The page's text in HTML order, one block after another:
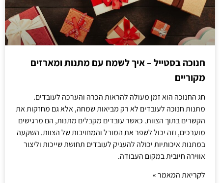
חנוכה בסטייל – איך לשמח עם מתנות ומארזים
מקוריים
חג החנוכה הוא זמן מעולה להראות הכרה והערכה לעובדים.
מתנות חנוכה לעובדים לא רק מביאות שמחה, אלא גם מחזקות את
הקשרים בתוך הצוות. כאשר עובדים מקבלים מתנות, הם מרגישים
מוערכים, וזה יכול לשפר את המורל והמחויבות של הצוות. השקעה
במתנות איכותיות יכולה להעניק לעובדים תחושת שייכות וליצור
אווירה חיובית במקום העבודה.
לקריאת המאמר »